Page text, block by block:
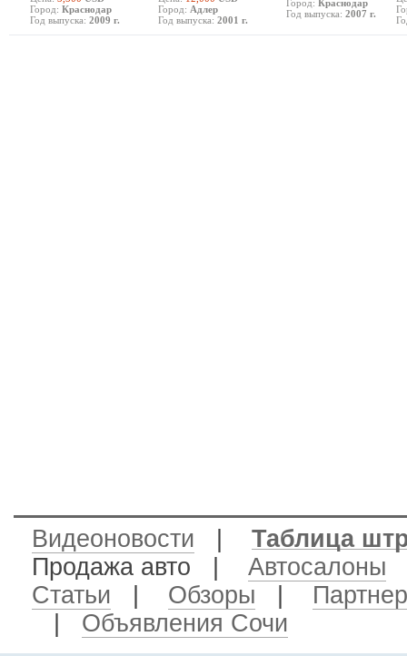
Город: Краснодар
Год выпуска: 2009 г.
Город: Адлер
Год выпуска: 2001 г.
Город: Краснодар
Год выпуска: 2007 г.
Видеоновости
Таблица
Продажа авто
Автосалоны
Статьи
Обзоры
Объявления Сочи